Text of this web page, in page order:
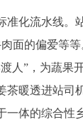
化流水线。
面的偏爱等
人”，为蔬果
茶暖透进站司
一体的综合性